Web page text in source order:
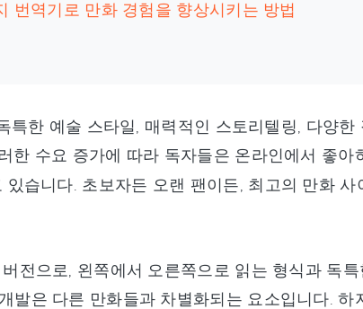
번역기로 만화 경험을 향상시키는 방법
특한 예술 스타일, 매력적인 스토리텔링, 다양
한 수요 증가에 따라 독자들은 온라인에서 좋아
있습니다. 초보자든 오랜 팬이든, 최고의 만화
전으로, 왼쪽에서 오른쪽으로 읽는 형식과 독
발은 다른 만화들과 차별화되는 요소입니다.